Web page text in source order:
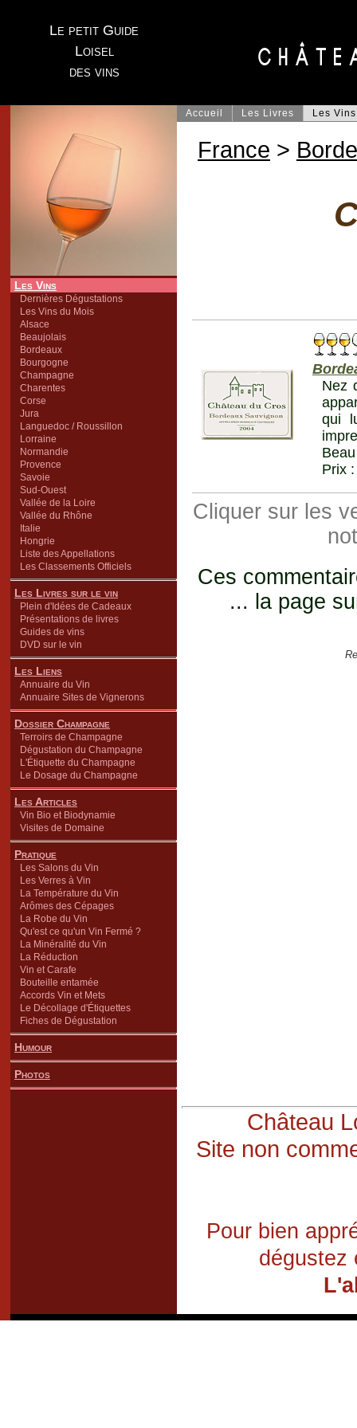
Le petit Guide
Loisel
des vins
Les Vins
Dernières Dégustations
Les Vins du Mois
Alsace
Beaujolais
Bordeaux
Bourgogne
Champagne
Charentes
Corse
Jura
Languedoc / Roussillon
Lorraine
Normandie
Provence
Savoie
Sud-Ouest
Vallée de la Loire
Vallée du Rhône
Italie
Hongrie
Liste des Appellations
Les Classements Officiels
Les Livres sur le vin
Plein d'Idées de Cadeaux
Présentations de livres
Guides de vins
DVD sur le vin
Les Liens
Annuaire du Vin
Annuaire Sites de Vignerons
Dossier Champagne
Terroirs de Champagne
Dégustation du Champagne
L'Étiquette du Champagne
Le Dosage du Champagne
Les Articles
Vin Bio et Biodynamie
Visites de Domaine
Pratique
Les Salons du Vin
Les Verres à Vin
La Température du Vin
Arômes des Cépages
La Robe du Vin
Qu'est ce qu'un Vin Fermé ?
La Minéralité du Vin
La Réduction
Vin et Carafe
Bouteille entamée
Accords Vin et Mets
Le Décollage d'Étiquettes
Fiches de Dégustation
Humour
Photos
Accueil Les Livres Les Vins
France >
Nez
qui
Prix :
Cliquer sur les
Ces
... la page
Château
Site non
Pour bien
dégustez